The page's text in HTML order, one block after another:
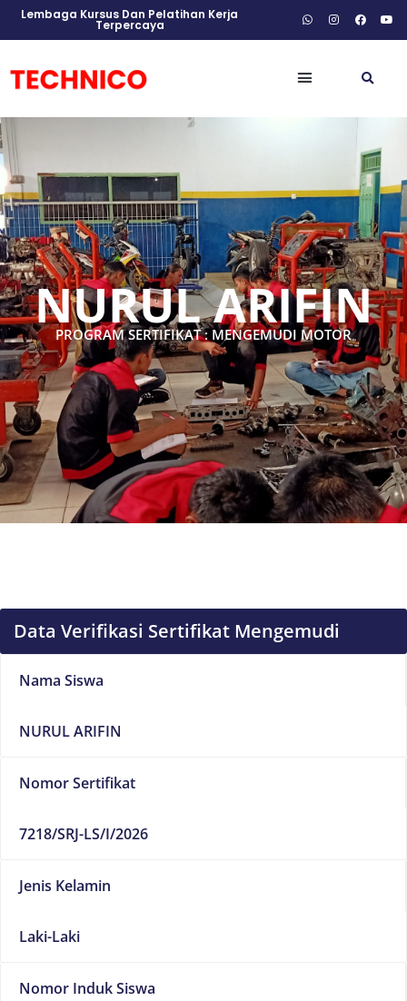
Lembaga Kursus Dan Pelatihan Kerja
Terpercaya
NURUL ARIFIN
PROGRAM SERTIFIKAT : MENGEMUDI MOTOR
Data Verifikasi Sertifikat Mengemudi
Nama Siswa
NURUL ARIFIN
Nomor Sertifikat
7218/SRJ-LS/I/2026
Jenis Kelamin
Laki-Laki
Nomor Induk Siswa